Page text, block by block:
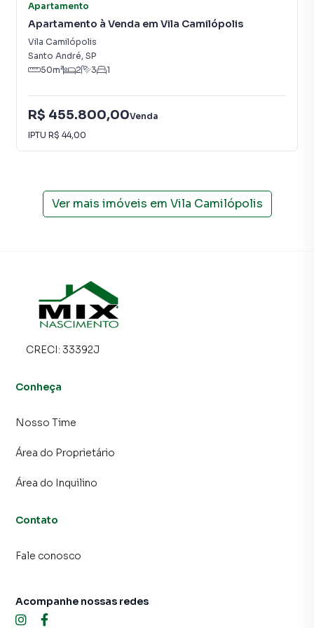
alugar seu imóvel mais rápido. Contamos também com um
time de programadores, corretores treinados e uma
central de atendimento preparada para atender
proprietários e inquilinos.
Apartamento
Apartamento à Venda em Vila Camilópolis
Vila Camilópolis
Santo André, SP
50m² 2 3 1
R$ 455.800,00Venda
IPTU R$ 44,00
Ver mais imóveis em Vila Camilópolis
CRECI: 33392J
Conheça
Nosso Time
Área do Proprietário
Área do Inquilino
Contato
Fale conosco
Acompanhe nossas redes